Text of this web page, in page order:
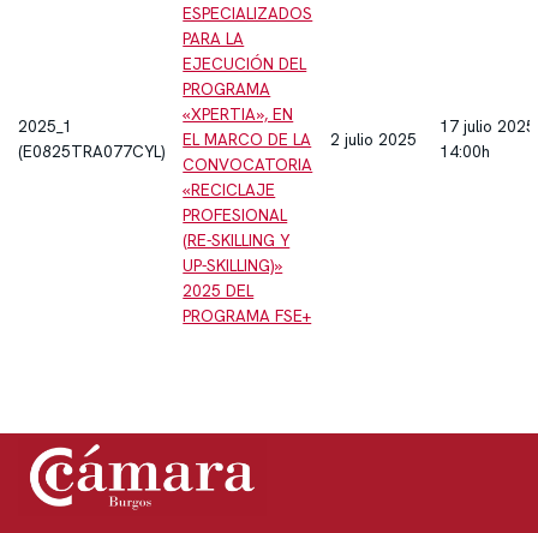
2025_1
(E0825TRA077CYL)
ESPECIALIZADOS
PARA LA
EJECUCIÓN DEL
PROGRAMA
«XPERTIA», EN
EL MARCO DE LA
CONVOCATORIA
«RECICLAJE
PROFESIONAL
(RE-SKILLING Y
UP-SKILLING)»
2025 DEL
PROGRAMA FSE+
2 julio 2025
17 julio 2025
14:00h